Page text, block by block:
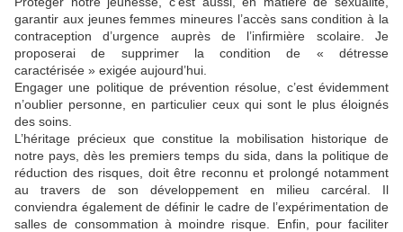
garantir aux jeunes femmes mineures l’accès sans condition à la
contraception d’urgence auprès de l’infirmière scolaire. Je
proposerai de supprimer la condition de « détresse
caractérisée » exigée aujourd’hui.
Engager une politique de prévention résolue, c’est évidemment
n’oublier personne, en particulier ceux qui sont le plus éloignés
des soins.
L’héritage précieux que constitue la mobilisation historique de
notre pays, dès les premiers temps du sida, dans la politique de
réduction des risques, doit être reconnu et prolongé notamment
au travers de son développement en milieu carcéral. Il
conviendra également de définir le cadre de l’expérimentation de
salles de consommation à moindre risque. Enfin, pour faciliter